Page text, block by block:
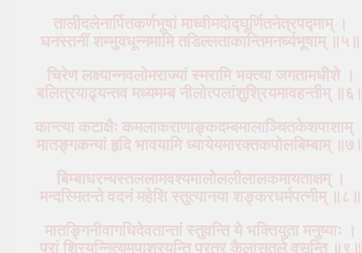
तालीदलेनार्पितकर्णभूषां माध्वीमदोद्घूर्णितनेत्रपद्माम् ।
घनस्तनीं शम्भुवधून्नमामि तडिल्लताकान्तिमनर्घ्यभूषाम् ॥५॥
चिरेण लक्ष्यान्नवलोमराज्यां स्मरामि भक्त्या जगतामधीशे ।
बलित्रयाढ्यन्तव मध्यमम्ब नीलोत्पलांशुश्रियमावहन्तीम्
कान्त्या कटाक्षैः कमलाकराणाङ्कदम्बमालाञ्चितकेशपाशाम्
मातङ्गकन्यां हृदि भावयामि ध्यायेयमारक्तकपोलबिम्बाम्
बिम्बाधरन्यस्तललामवश्यमालोललीलालकमायताक्षम् ।
मन्दस्मितन्ते वदनं महेशि स्तुत्यानया शङ्करधर्मपत्नीम् ॥८॥
मातङ्गिनीवागधिदेवतान्तां स्तुवन्ति ये भक्तियुता मनुष्याः ।
परां श्रियन्नित्यमुपाश्रयन्ति परत्र कैलासतले वसन्ति ॥९॥